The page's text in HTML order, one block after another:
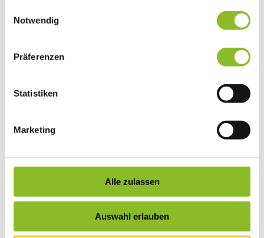
Notwendig
Präferenzen
Statistiken
Marketing
Alle zulassen
Auswahl erlauben
Wirtschaft
Wige Frastanz
Der Walgauer
Tourismus
Gastronomie
Wandern in Frastanz
Naturbad Untere Au
Schwimmbad Felsenau
Vorarlberger Museumswelt